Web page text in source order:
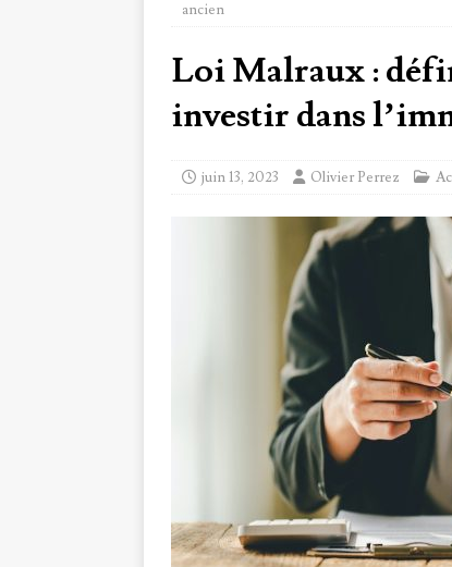
ancien
Loi Malraux :
investir dans
juin 13, 2023 Olivier Perrez